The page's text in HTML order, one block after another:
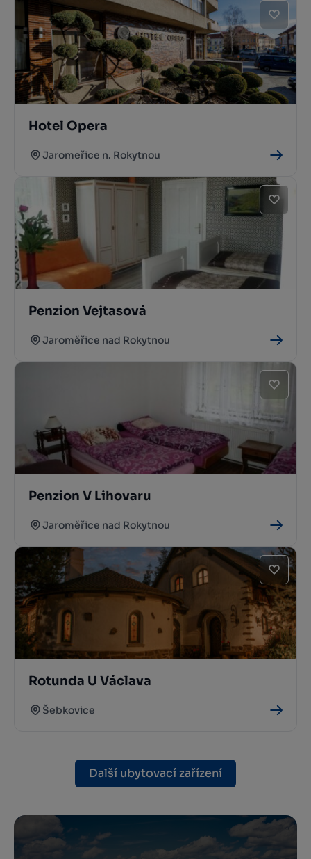
Hotel Opera
Jaromeřice n. Rokytnou
Penzion Vejtasová
Jaroměřice nad Rokytnou
Penzion V Lihovaru
Jaroměřice nad Rokytnou
Rotunda U Václava
Šebkovice
Další ubytovací zařízení